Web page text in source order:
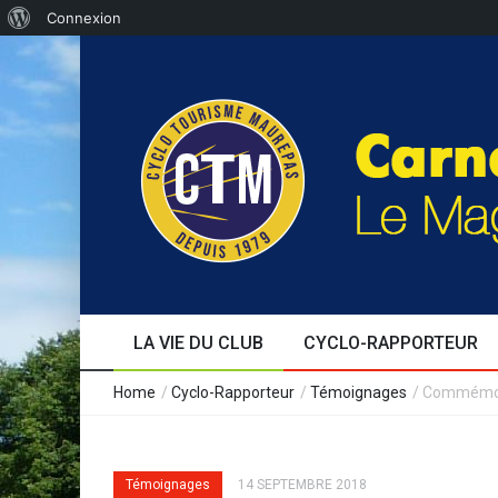
LA VIE DU CLUB CYCLO-RAPPORTEUR
Home / Cyclo-Rapporteur / Témoignages /
Témoignages 14 SEPTEMBRE 2018
Connexion